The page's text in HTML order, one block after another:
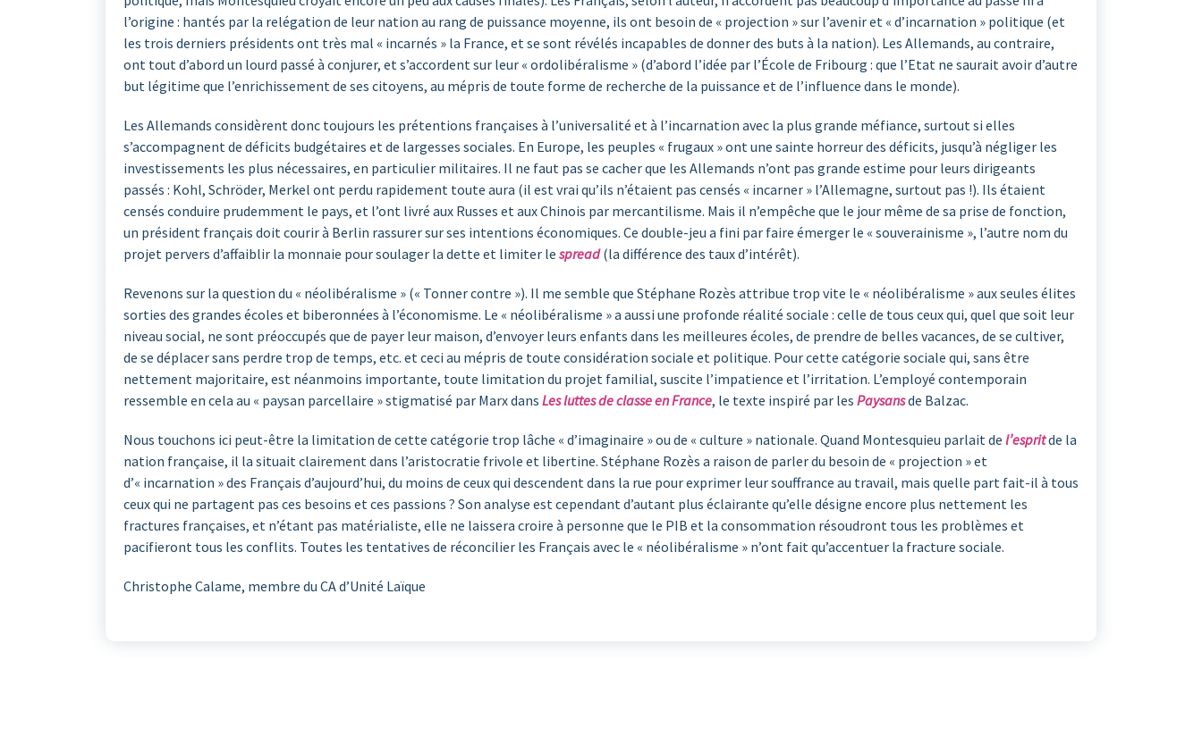
l’origine : hantés par la relégation de leur nation au rang de puissance moyenne, ils ont besoin de « projection » sur l’avenir et « d’incarnation » politique (et
les trois derniers présidents ont très mal « incarnés » la France, et se sont révélés incapables de donner des buts à la nation). Les Allemands, au contraire,
ont tout d’abord un lourd passé à conjurer, et s’accordent sur leur « ordolibéralisme » (d’abord l’idée par l’École de Fribourg : que l’Etat ne saurait avoir d’autre
but légitime que l’enrichissement de ses citoyens, au mépris de toute forme de recherche de la puissance et de l’influence dans le monde).
Les Allemands considèrent donc toujours les prétentions françaises à l’universalité et à l’incarnation avec la plus grande méfiance, surtout si elles
s’accompagnent de déficits budgétaires et de largesses sociales. En Europe, les peuples « frugaux » ont une sainte horreur des déficits, jusqu’à négliger les
investissements les plus nécessaires, en particulier militaires. Il ne faut pas se cacher que les Allemands n’ont pas grande estime pour leurs dirigeants
passés : Kohl, Schröder, Merkel ont perdu rapidement toute aura (il est vrai qu’ils n’étaient pas censés « incarner » l’Allemagne, surtout pas !). Ils étaient
censés conduire prudemment le pays, et l’ont livré aux Russes et aux Chinois par mercantilisme. Mais il n’empêche que le jour même de sa prise de fonction,
un président français doit courir à Berlin rassurer sur ses intentions économiques. Ce double-jeu a fini par faire émerger le « souverainisme », l’autre nom du
projet pervers d’affaiblir la monnaie pour soulager la dette et limiter le spread(la différence des taux d’intérêt).
Revenons sur la question du « néolibéralisme » (« Tonner contre »). Il me semble que Stéphane Rozès attribue trop vite le « néolibéralisme » aux seules élites
sorties des grandes écoles et biberonnées à l’économisme. Le « néolibéralisme » a aussi une profonde réalité sociale : celle de tous ceux qui, quel que soit leur
niveau social, ne sont préoccupés que de payer leur maison, d’envoyer leurs enfants dans les meilleures écoles, de prendre de belles vacances, de se cultiver,
de se déplacer sans perdre trop de temps, etc. et ceci au mépris de toute considération sociale et politique. Pour cette catégorie sociale qui, sans être
nettement majoritaire, est néanmoins importante, toute limitation du projet familial, suscite l’impatience et l’irritation. L’employé contemporain
ressemble en cela au « paysan parcellaire » stigmatisé par Marx dans Les luttes de classe en France, le texte inspiré par les Paysansde Balzac.
Nous touchons ici peut-être la limitation de cette catégorie trop lâche « d’imaginaire » ou de « culture » nationale. Quand Montesquieu parlait de l’espritde la
nation française, il la situait clairement dans l’aristocratie frivole et libertine. Stéphane Rozès a raison de parler du besoin de « projection » et
d’« incarnation » des Français d’aujourd’hui, du moins de ceux qui descendent dans la rue pour exprimer leur souffrance au travail, mais quelle part fait-il à tous
ceux qui ne partagent pas ces besoins et ces passions ? Son analyse est cependant d’autant plus éclairante qu’elle désigne encore plus nettement les
fractures françaises, et n’étant pas matérialiste, elle ne laissera croire à personne que le PIB et la consommation résoudront tous les problèmes et
pacifieront tous les conflits. Toutes les tentatives de réconcilier les Français avec le « néolibéralisme » n’ont fait qu’accentuer la fracture sociale.
Christophe Calame, membre du CA d’Unité Laïque